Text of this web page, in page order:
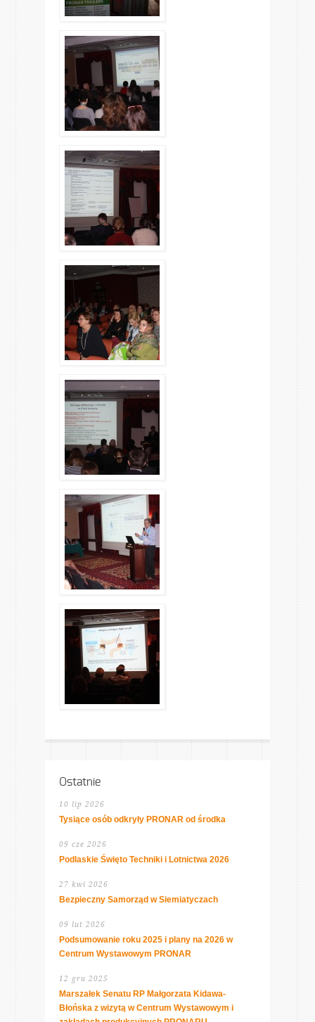
Ostatnie
10 lip 2026
Tysiące osób odkryły PRONAR od środka
09 cze 2026
Podlaskie Święto Techniki i Lotnictwa 2026
27 kwi 2026
Bezpieczny Samorząd w Siemiatyczach
09 lut 2026
Podsumowanie roku 2025 i plany na 2026 w
Centrum Wystawowym PRONAR
12 gru 2025
Marszałek Senatu RP Małgorzata Kidawa-
Błońska z wizytą w Centrum Wystawowym i